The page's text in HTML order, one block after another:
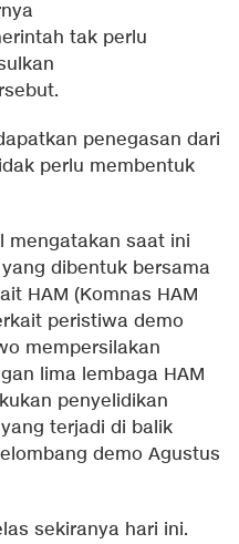
tak perlu
penegasan dari
perlu membentuk
mengatakan saat ini
dibentuk bersama
HAM (Komnas HAM
peristiwa demo
mempersilakan
lima lembaga HAM
penyelidikan
terjadi di balik
demo Agustus
sekiranya hari ini.